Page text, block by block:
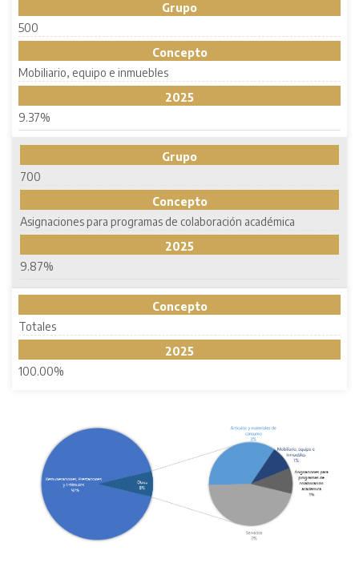
Grupo
500
Concepto
Mobiliario, equipo e inmuebles
2025
9.37%
Grupo
700
Concepto
Asignaciones para programas de colaboración académica
2025
9.87%
Concepto
Totales
2025
100.00%